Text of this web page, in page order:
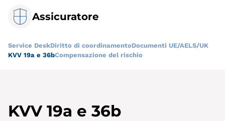
Assicuratore
Service DeskDiritto di coordinamentoDocumenti UE/AELS/UK
KVV 19a e 36bCompensazione del rischio
KVV 19a e 36b